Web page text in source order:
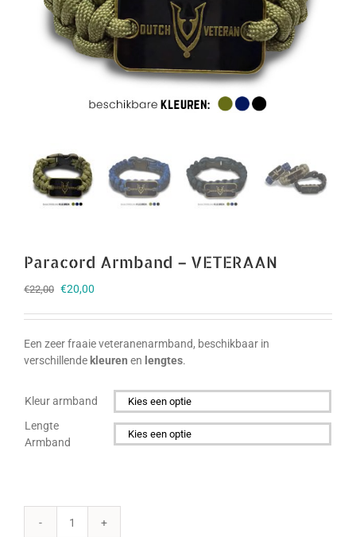
Paracord Armband – VETERAAN
€22,00 Oorspronkelijke
was:
€22,00.
€20,00
is:
€20,00.
Een zeer fraaie veteranenarmband, beschikbaar in
verschillende kleuren en lengtes.
Kleur armband

Lengte
Armband
Paracord